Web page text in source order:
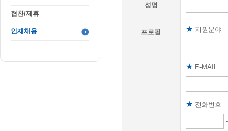
협찬/제휴
인재채용
성명
프로필 ★ 지원분야
★ E-MAIL
★ 전화번호